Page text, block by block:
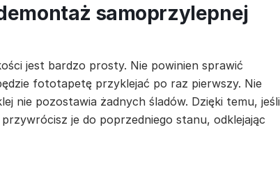
samoprzylepnej
jest bardzo prosty. Nie powinien sprawić
fototapetę przyklejać po raz pierwszy. Nie
nie pozostawia żadnych śladów. Dzięki temu, jeśli
je do poprzedniego stanu, odklejając